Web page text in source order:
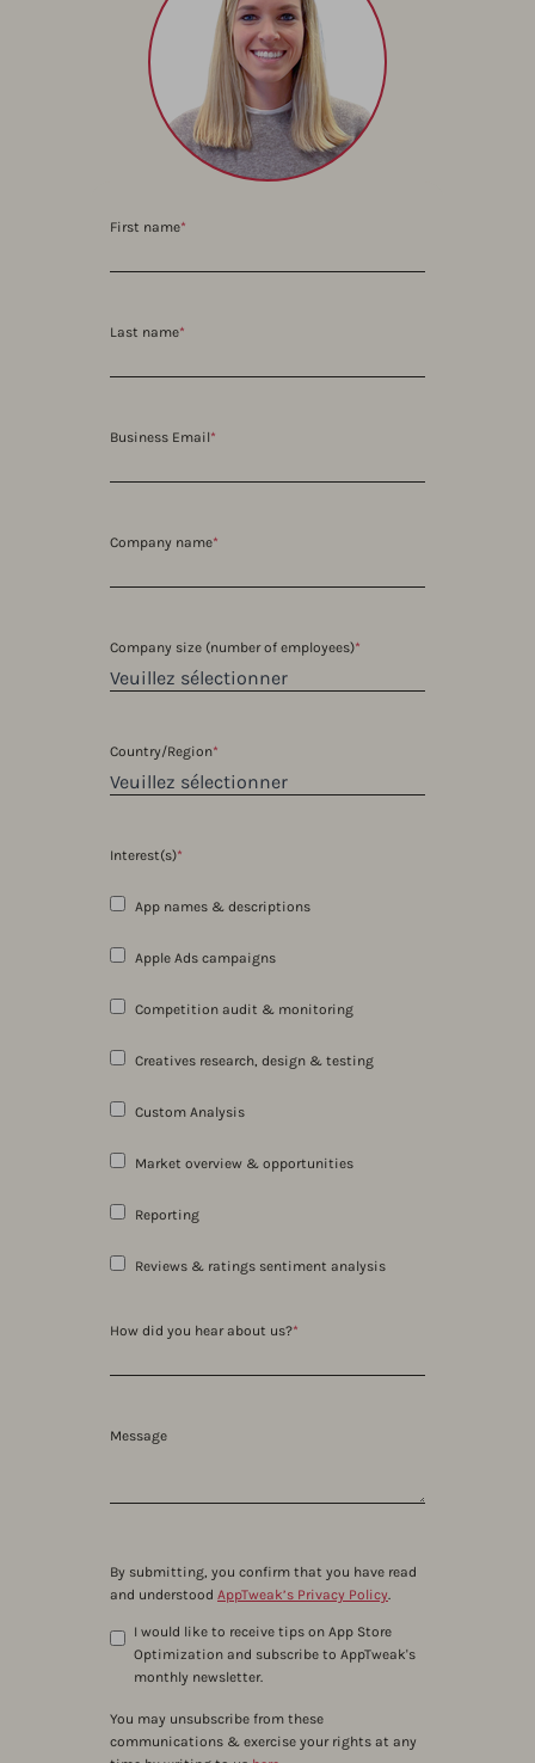
First name*
Last name*
Business Email*
Company name*
Company size (number of employees)*
Country/Region*
Interest(s)*
App names & descriptions
Apple Ads campaigns
Competition audit & monitoring
Creatives research, design & testing
Custom Analysis
Market overview & opportunities
Reporting
Reviews & ratings sentiment analysis
How did you hear about us?*
Message
By submitting, you confirm that you have read
and understood AppTweak’s Privacy Policy.
I would like to receive tips on App Store
Optimization and subscribe to AppTweak's
monthly newsletter.
You may unsubscribe from these
communications & exercise your rights at any